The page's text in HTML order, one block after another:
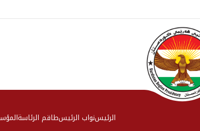
الرئیسنواب الرئيسطاقم الرئاسة